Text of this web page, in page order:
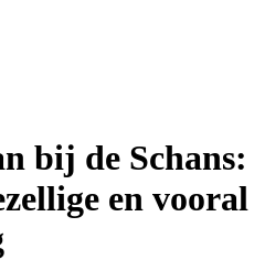
bij de Schans:
en vooral